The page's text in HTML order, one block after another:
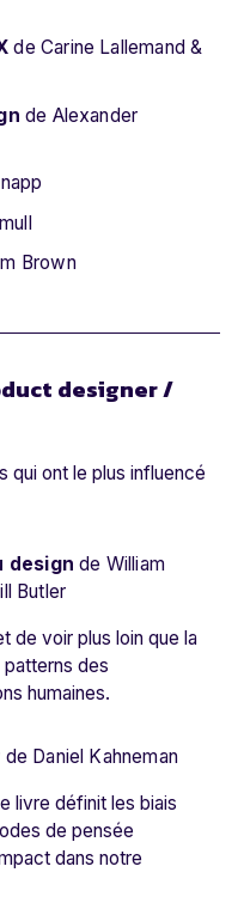
de Carine Lallemand &
de Alexander
Brown
designer /
qui ont le plus influencé
design de William
Butler
de voir plus loin que la
des
humaines.
de Daniel Kahneman
livre définit les biais
de pensée
dans notre